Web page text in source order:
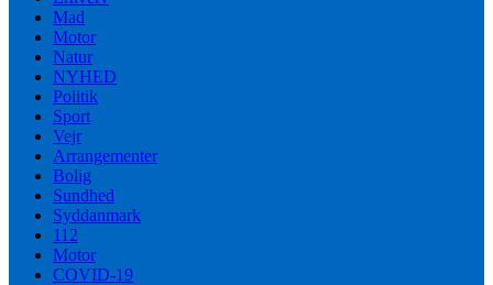
Mad
Motor
Natur
NYHED
Politik
Sport
Vejr
Arrangementer
Bolig
Sundhed
Syddanmark
112
Motor
COVID-19